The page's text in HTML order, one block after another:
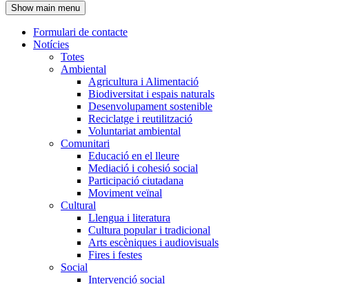
l'encapçalament
Show main menu
Navegació
principal
Formulari de contacte
Notícies
Totes
Ambiental
Agricultura i Alimentació
Biodiversitat i espais naturals
Desenvolupament sostenible
Reciclatge i reutilització
Voluntariat ambiental
Comunitari
Educació en el lleure
Mediació i cohesió social
Participació ciutadana
Moviment veïnal
Cultural
Llengua i literatura
Cultura popular i tradicional
Arts escèniques i audiovisuals
Fires i festes
Social
Intervenció social